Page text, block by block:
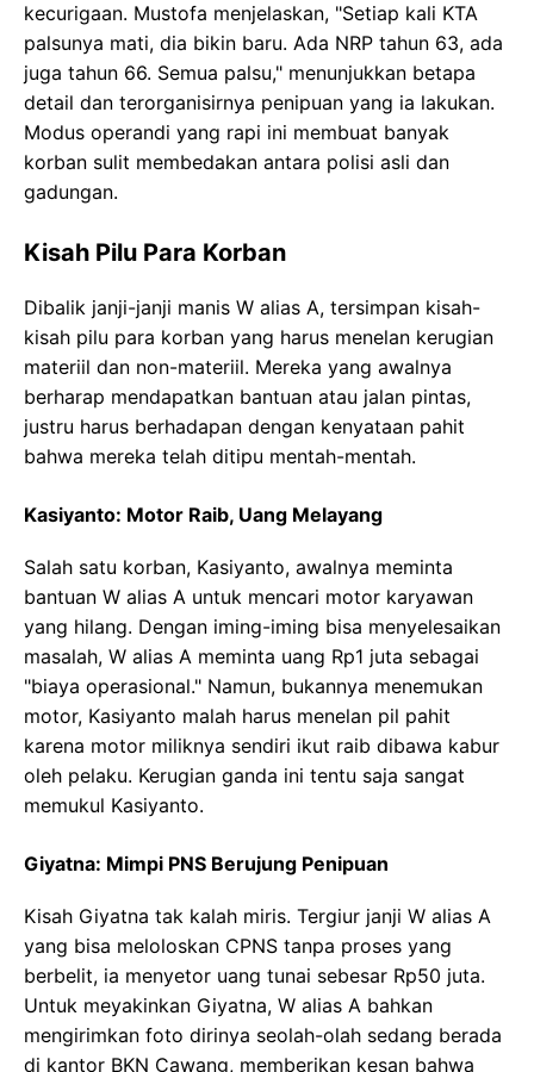
kecurigaan. Mustofa menjelaskan, "Setiap kali KTA
palsunya mati, dia bikin baru. Ada NRP tahun 63, ada
juga tahun 66. Semua palsu," menunjukkan betapa
detail dan terorganisirnya penipuan yang ia lakukan.
Modus operandi yang rapi ini membuat banyak
korban sulit membedakan antara polisi asli dan
gadungan.
Kisah Pilu Para Korban
Dibalik janji-janji manis W alias A, tersimpan kisah-
kisah pilu para korban yang harus menelan kerugian
materiil dan non-materiil. Mereka yang awalnya
berharap mendapatkan bantuan atau jalan pintas,
justru harus berhadapan dengan kenyataan pahit
bahwa mereka telah ditipu mentah-mentah.
Kasiyanto: Motor Raib, Uang Melayang
Salah satu korban, Kasiyanto, awalnya meminta
bantuan W alias A untuk mencari motor karyawan
yang hilang. Dengan iming-iming bisa menyelesaikan
masalah, W alias A meminta uang Rp1 juta sebagai
"biaya operasional." Namun, bukannya menemukan
motor, Kasiyanto malah harus menelan pil pahit
karena motor miliknya sendiri ikut raib dibawa kabur
oleh pelaku. Kerugian ganda ini tentu saja sangat
memukul Kasiyanto.
Giyatna: Mimpi PNS Berujung Penipuan
Kisah Giyatna tak kalah miris. Tergiur janji W alias A
yang bisa meloloskan CPNS tanpa proses yang
berbelit, ia menyetor uang tunai sebesar Rp50 juta.
Untuk meyakinkan Giyatna, W alias A bahkan
mengirimkan foto dirinya seolah-olah sedang berada
di kantor BKN Cawang, memberikan kesan bahwa